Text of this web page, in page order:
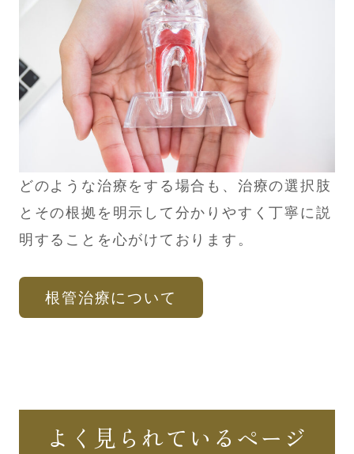
どのような治療をする場合も、治療の選択肢
とその根拠を明示して分かりやすく丁寧に説
明することを心がけております。
根管治療について
よく見られているページ